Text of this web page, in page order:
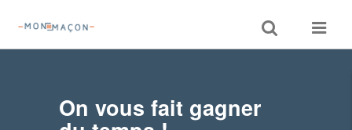
Toggle
search
Toggle
On vous fait gagner